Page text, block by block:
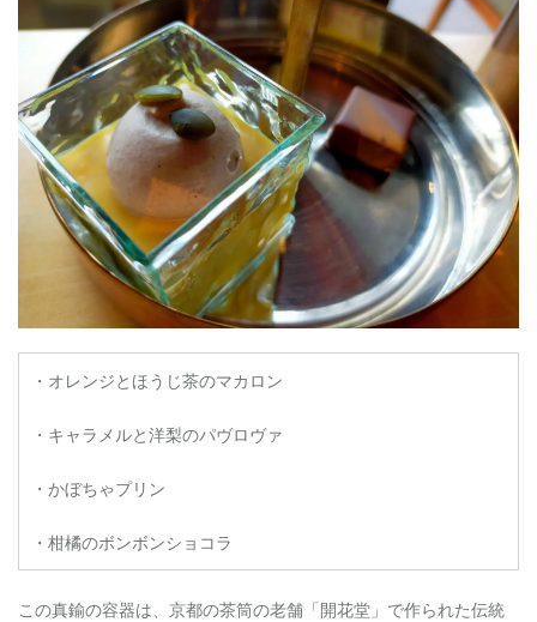
・オレンジとほうじ茶のマカロン
・キャラメルと洋梨のパヴロヴァ
・かぼちゃプリン
・柑橘のボンボンショコラ
この真鍮の容器は、京都の茶筒の老舗「開花堂」で作られた伝統